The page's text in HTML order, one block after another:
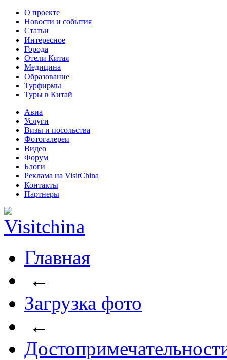
О проекте
Новости и события
Статьи
Интересное
Города
Отели Китая
Медицина
Образование
Турфирмы
Туры в Китай
Авиа
Услуги
Визы и посольства
Фотогалереи
Видео
Форум
Блоги
Реклама на VisitChina
Контакты
Партнеры
Главная
←
Загрузка фото
←